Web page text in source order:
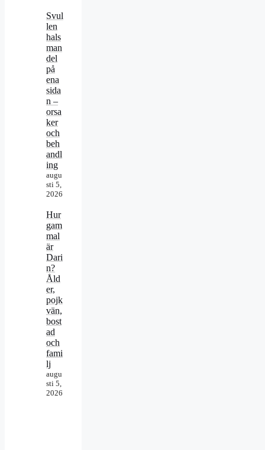
Svul
len
hals
man
del
på
ena
sida
n –
orsa
ker
och
beh
andl
ing
augu
sti 5,
2026
Hur
gam
mal
är
Dari
n?
Åld
er,
pojk
vän,
bost
ad
och
fami
lj
augu
sti 5,
2026